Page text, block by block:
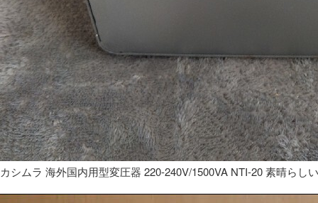
カシムラ 海外国内用型変圧器 220-240V/1500VA NTI-20 素晴らし